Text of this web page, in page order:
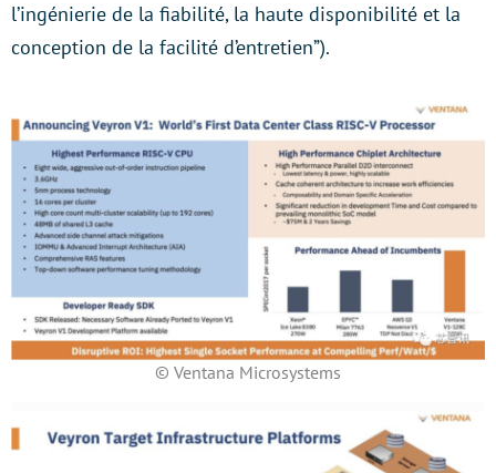
l’ingénierie de la fiabilité, la haute disponibilité et la
conception de la facilité d’entretien”).
© Ventana Microsystems